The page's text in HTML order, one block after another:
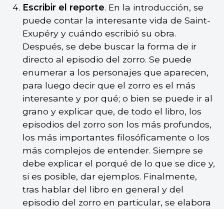
Escribir el reporte. En la introducción, se
puede contar la interesante vida de Saint-
Exupéry y cuándo escribió su obra.
Después, se debe buscar la forma de ir
directo al episodio del zorro. Se puede
enumerar a los personajes que aparecen,
para luego decir que el zorro es el más
interesante y por qué; o bien se puede ir al
grano y explicar que, de todo el libro, los
episodios del zorro son los más profundos,
los más importantes filosóficamente o los
más complejos de entender. Siempre se
debe explicar el porqué de lo que se dice y,
si es posible, dar ejemplos. Finalmente,
tras hablar del libro en general y del
episodio del zorro en particular, se elabora